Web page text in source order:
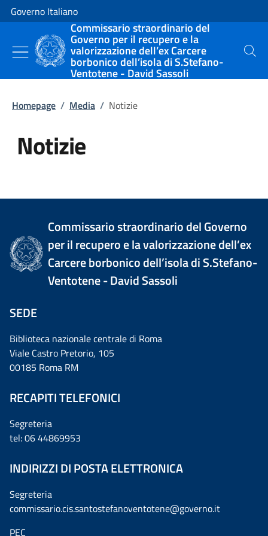
Vai al contenuto
Vai alla navigazione del sito
Governo Italiano
Commissario straordinario del
Governo per il recupero e la
valorizzazione dell’ex Carcere
borbonico dell’isola di S.Stefano-
Ventotene - David Sassoli
Cerca
Homepage / Media / Notizie
Notizie
Tutti i contenuti della pagina
Commissario straordinario del Governo
per il recupero e la valorizzazione dell’ex
Carcere borbonico dell’isola di S.Stefano-
Ventotene - David Sassoli
SEDE
Biblioteca nazionale centrale di Roma
Viale Castro Pretorio, 105
00185 Roma RM
RECAPITI TELEFONICI
Segreteria
tel: 06 44869953
INDIRIZZI DI POSTA ELETTRONICA
Segreteria
commissario.cis.santostefanoventotene@governo.it
PEC